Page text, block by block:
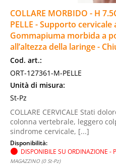
COLLARE MORBIDO - H
PELLE - Supporto
Gommapiuma morbida a
all’altezza della laringe -
Cod. art.:
ORT-127361-M-PELLE
Unità di misura:
St-Pz
COLLARE CERVICALE Stati
colonna vertebrale, leggero
sindrome cervicale, [...]
Disponibilità:
DISPONIBILE SU ORDINAZIONE
MAGAZZINO (0 St-Pz)